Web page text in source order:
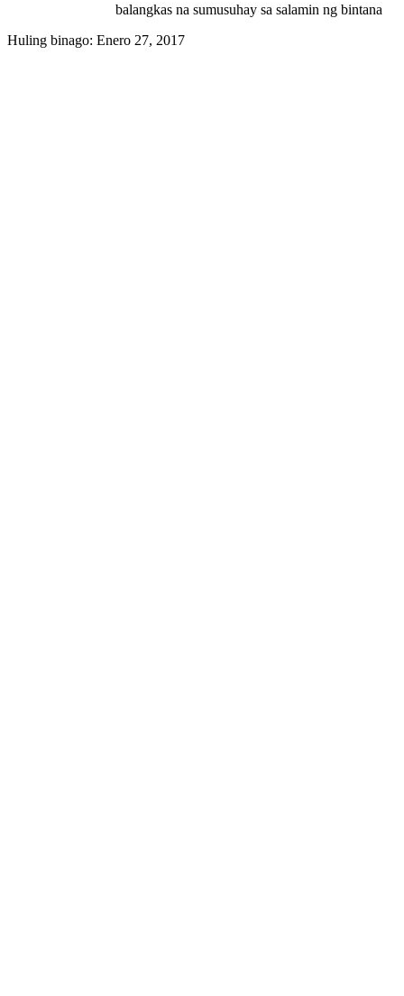
balangkas na sumusuhay sa salamin ng bintana
Huling binago: Enero 27, 2017